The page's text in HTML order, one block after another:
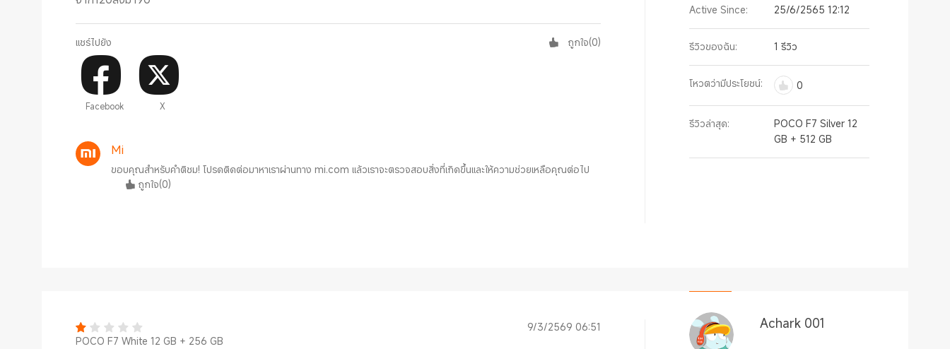
แชร์ไปยัง
Facebook X
ถูกใจ(0)
Mi
ขอบคุณสำหรับคำติชม! โปรดติดต่อมาหาเราผ่านทาง mi.com แล้วเราจะตรวจสอบสิ่งที่เกิดขึ้นและให้ความช่วยเหลือคุณต่อไป
ถูกใจ(0)
Active Since: 25/6/2565 12:12
รีวิวของฉัน: 1 รีวิว
โหวตว่ามีประโยชน์: 0
รีวิวล่าสุด:
POCO F7 Silver 12
GB + 512 GB
9/3/2569 06:51
POCO F7 White 12 GB + 256 GB
Achark 001